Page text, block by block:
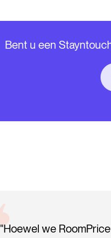
Bent u een
"Hoewel we